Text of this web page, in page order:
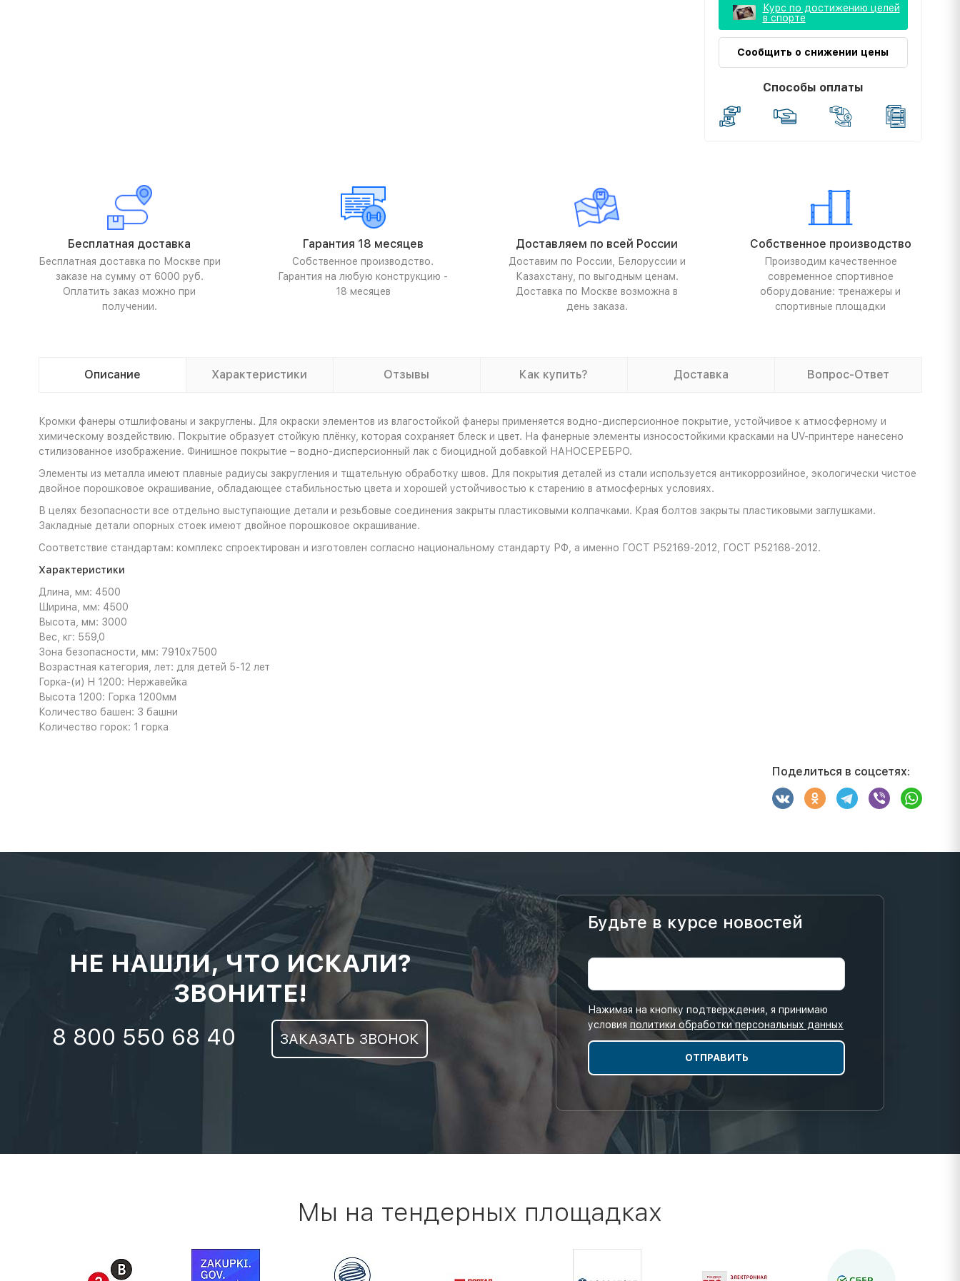
Курс по достижению целей
в спорте
Сообщить о снижении цены
Способы оплаты
Бесплатная доставка
Бесплатная доставка по Москве при
заказе на сумму от 6000 руб.
Оплатить заказ можно при
получении.
Гарантия 18 месяцев
Собственное производство.
Гарантия на любую конструкцию -
18 месяцев
Доставляем по всей России
Доставим по России, Белоруссии и
Казахстану, по выгодным ценам.
Доставка по Москве возможна в
день заказа.
Собственное производство
Производим качественное
современное спортивное
оборудование: тренажеры и
спортивные площадки
Описание Характеристики Отзывы Как купить? Доставка Вопрос-Ответ
Кромки фанеры отшлифованы и закруглены. Для окраски элементов из влагостойкой фанеры применяется водно-дисперсионное покрытие, устойчивое к атмосферному и
химическому воздействию. Покрытие образует стойкую плёнку, которая сохраняет блеск и цвет. На фанерные элементы износостойкими красками на UV-принтере нанесено
стилизованное изображение. Финишное покрытие – водно-дисперсионный лак с биоцидной добавкой НАНОСЕРЕБРО.
Элементы из металла имеют плавные радиусы закругления и тщательную обработку швов. Для покрытия деталей из стали используется антикоррозийное, экологически чистое
двойное порошковое окрашивание, обладающее стабильностью цвета и хорошей устойчивостью к старению в атмосферных условиях.
В целях безопасности все отдельно выступающие детали и резьбовые соединения закрыты пластиковыми колпачками. Края болтов закрыты пластиковыми заглушками.
Закладные детали опорных стоек имеют двойное порошковое окрашивание.
Соответствие стандартам: комплекс спроектирован и изготовлен согласно национальному стандарту РФ, а именно ГОСТ Р52169-2012, ГОСТ Р52168-2012.
Характеристики
Длина, мм: 4500
Ширина, мм: 4500
Высота, мм: 3000
Вес, кг: 559,0
Зона безопасности, мм: 7910х7500
Возрастная категория, лет: для детей 5-12 лет
Горка-(и) H 1200: Нержавейка
Высота 1200: Горка 1200мм
Количество башен: 3 башни
Количество горок: 1 горка
Поделиться в соцсетях:
НЕ НАШЛИ, ЧТО ИСКАЛИ?
ЗВОНИТЕ!
8 800 550 68 40 ЗАКАЗАТЬ ЗВОНОК
Будьте в курсе новостей
Нажимая на кнопку подтверждения, я принимаю
условия политики обработки персональных данных
Мы на тендерных площадках